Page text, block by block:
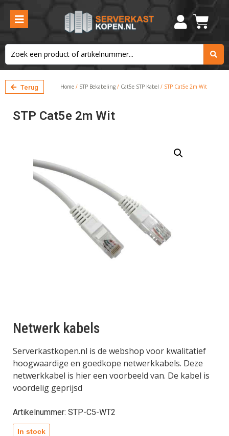
Terug Home / STP Bekabeling / Cat5e STP Kabel / STP Cat5e 2m Wit
STP Cat5e 2m Wit
Netwerk kabels
Serverkastkopen.nl is de webshop voor kwalitatief
hoogwaardige en goedkope netwerkkabels. Deze
netwerkkabel is hier een voorbeeld van. De kabel is
voordelig geprijsd
Artikelnummer: STP-C5-WT2
In stock